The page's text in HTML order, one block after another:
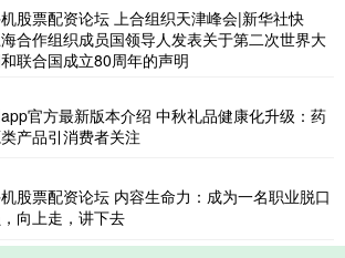
股票配资论坛 上合组织天津峰会|新华社快
合作组织成员国领导人发表关于第二次世界大
联合国成立80周年的声明
官方最新版本介绍 中秋礼品健康化升级：药
产品引消费者关注
股票配资论坛 内容生命力：成为一名职业脱口
向上走，讲下去